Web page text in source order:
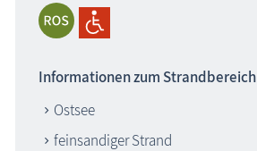
Informationen zum Strandbereich
Ostsee
feinsandiger Strand